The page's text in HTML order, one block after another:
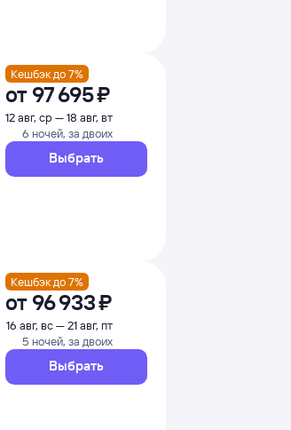
Кешбэк до 7%
от 97 ⁠695 ⁠₽
12 авг, ср — 18 авг, вт
6 ночей, за двоих
Выбрать
Кешбэк до 7%
от 96 ⁠933 ⁠₽
16 авг, вс — 21 авг, пт
5 ночей, за двоих
Выбрать